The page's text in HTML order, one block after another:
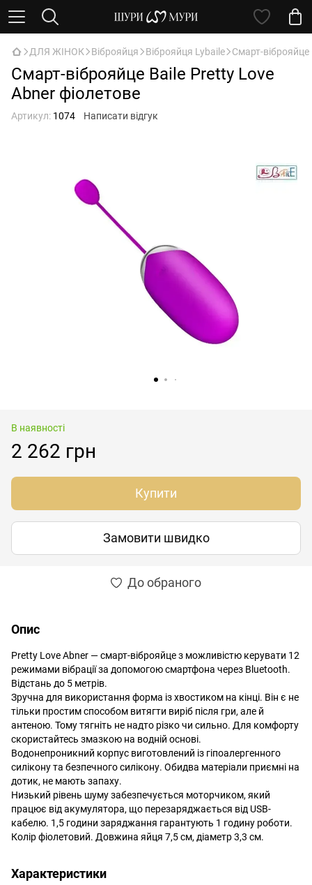
ДЛЯ ЖІНОК Віброяйця Віброяйця Lybaile Смарт-
Смарт-віброяйце Baile Pretty Love
Abner фіолетове
Артикул: 1074 Написати відгук
В наявності
2 262 грн
Купити
Замовити швидко
До обраного
Опис
Pretty Love Abner — смарт-віброяйце з можливістю керувати 12
режимами вібрації за допомогою смартфона через Bluetooth.
Відстань до 5 метрів.
Зручна для використання форма із хвостиком на кінці. Він є не
тільки простим способом витягти виріб після гри, але й
антеною. Тому тягніть не надто різко чи сильно. Для комфорту
скористайтесь змазкою на водній основі.
Водонепроникний корпус виготовлений із гіпоалергенного
силікону та безпечного силікону. Обидва матеріали приємні на
дотик, не мають запаху.
Низький рівень шуму забезпечується моторчиком, який
працює від акумулятора, що перезаряджається від USB-
кабелю. 1,5 години заряджання гарантують 1 годину роботи.
Колір фіолетовий. Довжина яйця 7,5 см, діаметр 3,3 см.
Характеристики